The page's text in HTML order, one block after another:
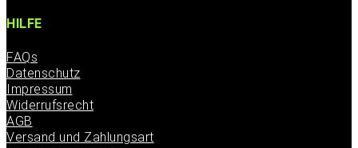
HILFE
FAQs
Datenschutz
Impressum
Widerrufsrecht
AGB
Versand und Zahlungsart